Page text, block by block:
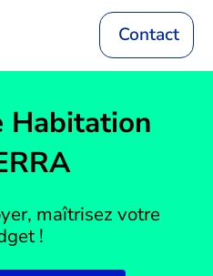
Contact
Habitation
maîtrisez votre
!